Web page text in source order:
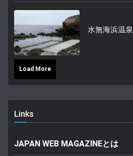
水無海浜温泉
Load More
Links
JAPAN WEB MAGAZINEとは